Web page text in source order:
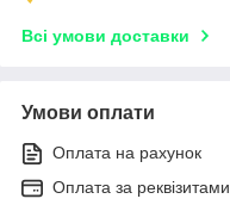
Всі умови доставки
Умови оплати
Оплата на рахунок
Оплата за реквізитами